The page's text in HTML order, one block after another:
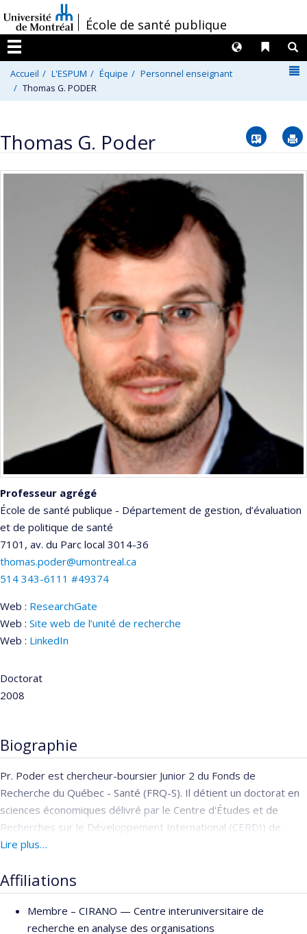
au
contenu
/École de santé publique
Menu
Liens
Langues
Accueil L'ESPUM Équipe
Personnel enseignant
Thomas G. PODER
Thomas G. Poder Vcard
Professeur agrégé
École de santé publique - Département de gestion, d’évaluation
et de politique de santé
7101, av. du Parc local 3014-36
thomas.poder@umontreal.ca
514 343-6111 #49374
Web : ResearchGate
Web : Site web de l’unité de recherche
Web : LinkedIn
Doctorat
2008
Biographie
Pr. Poder est chercheur-boursier Junior 2 du Fonds de
Recherche du Québec - Santé (FRQ-S). Il détient un doctorat en
sciences économiques délivré par le Centre d'Études et de
Recherches sur le Développement International (CERDI) de
l'Université d'Auvergne à Clermont-Ferrand en France. Entre
Technologies et des Modes d'Intervention en Santé (UÉTMIS)
du Centre hospitalier universitaire de Sherbrooke (CHUS) ou il
était cadre-conseil. Entre 2013 et 2019 il a également été
chercheur au Centre de recherche du CHUS. Depuis juin 2019 il
Lire plus…
Affiliations
Membre – CIRANO — Centre interuniversitaire de
recherche en analyse des organisations